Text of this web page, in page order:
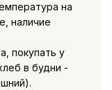
на
наличие
покупать у
в будни -